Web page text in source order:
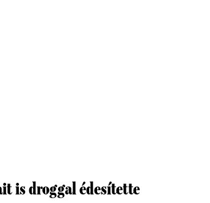
is droggal édesítette